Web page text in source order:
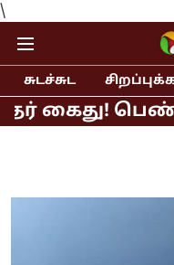
\
சுடச்சுட
பெண்